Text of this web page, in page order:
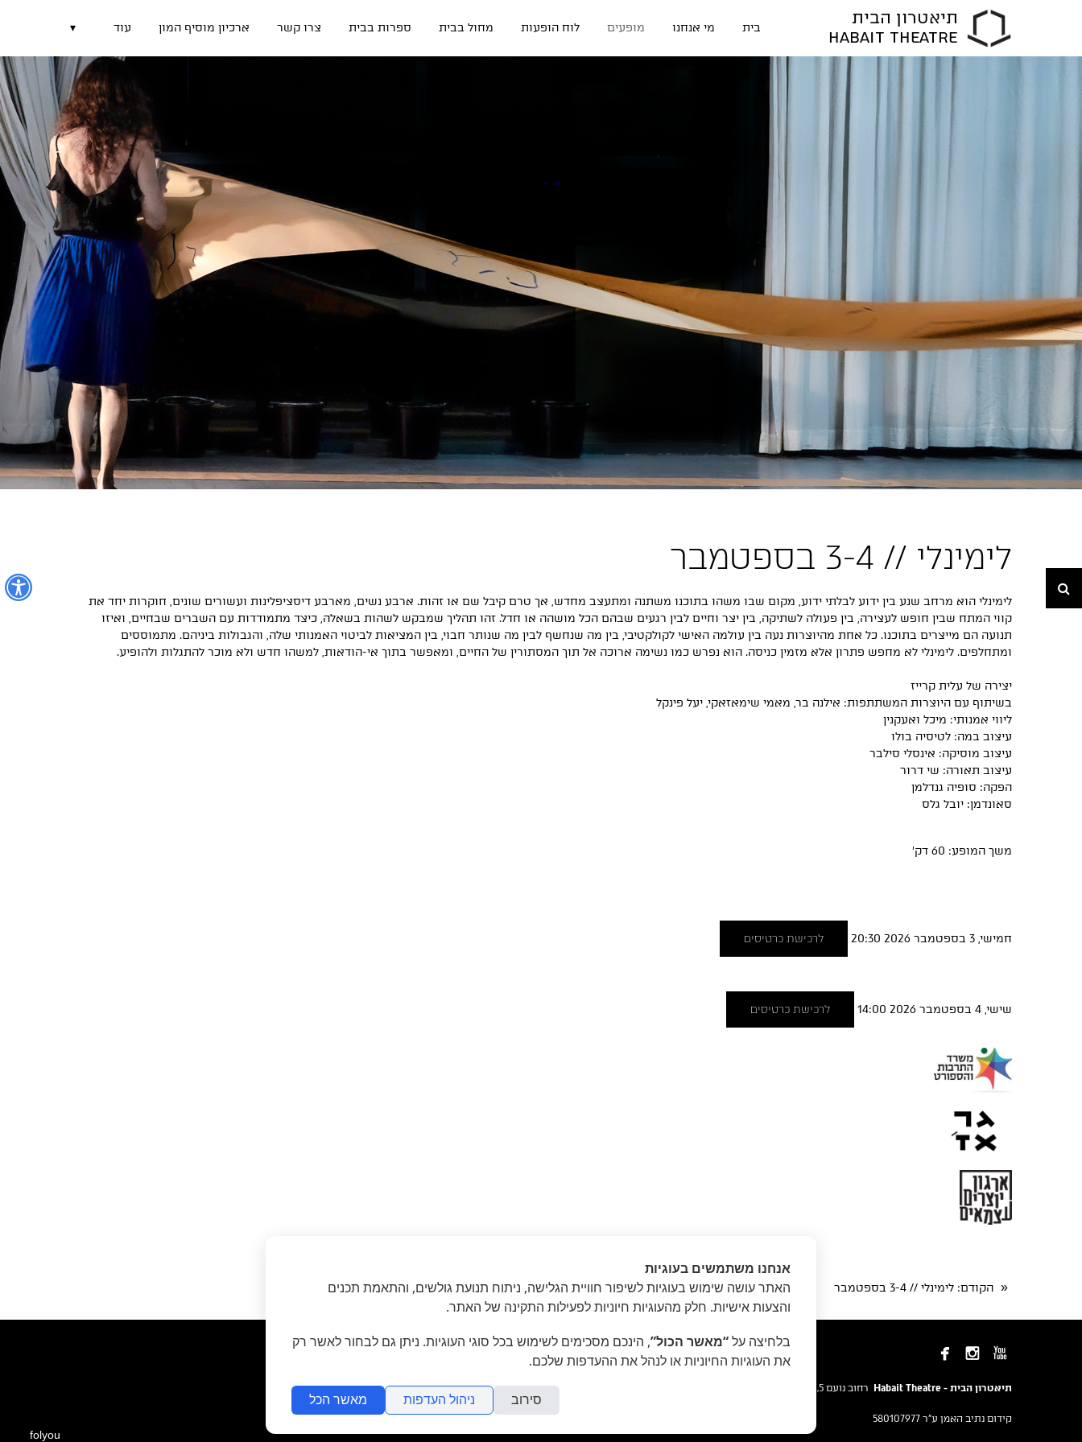
תיאטרון הבית
HABAIT THEATRE
בית מי אנחנו מופעים לוח הופעות מחול בבית ספרות בבית צרו קשר ארכיון מוסיף המון עוד ▾
לימינלי // 3-4 בספטמבר
לימינלי הוא מרחב שנע בין ידוע לבלתי ידוע, מקום שבו משהו בתוכנו משתנה ומתעצב מחדש, אך טרם קיבל שם או זהות. ארבע נשים, מארבע דיסציפלינות ועשורים שונים, חוקרות יחד את
קווי המתח שבין חופש לעצירה, בין פעולה לשתיקה, בין יצר וחיים לבין רגעים שבהם הכל מושהה או חדל. זהו תהליך שמבקש לשהות בשאלה, כיצד מתמודדות עם השברים שבחיים, ואיזו
תנועה הם מייצרים בתוכנו. כל אחת מהיוצרות נעה בין עולמה האישי לקולקטיבי, בין מה שנחשף לבין מה שנותר חבוי, בין המציאות לביטוי האמנותי שלה, והגבולות ביניהם. מתמוססים
ומתחלפים. לימינלי לא מחפש פתרון אלא מזמין כניסה. הוא נפרש כמו נשימה ארוכה אל תוך המסתורין של החיים, ומאפשר בתוך אי-הודאות, למשהו חדש ולא מוכר להתגלות ולהופיע.
יצירה של עלית קרייז
בשיתוף עם היוצרות המשתתפות: אילנה בר, מאמי שימאזאקי, יעל פינקל
ליווי אמנותי: מיכל ואעקנין
עיצוב במה: לטיסיה בולו
עיצוב מוסיקה: אינסלי סילבר
עיצוב תאורה: שי דרור
הפקה: סופיה גנדלמן
סאונדמן: יובל גלס
משך המופע: 60 דק׳
חמישי, 3 בספטמבר 2026 20:30 לרכישת כרטיסים
שישי, 4 בספטמבר 2026 14:00 לרכישת כרטיסים
« הקודם: לימינלי // 3-4 בספטמבר הבא: חזיתות // 5 בספטמבר »
  
תיאטרון הבית - Habait Theatre רחוב נועם 5, יפו.
קידום נתיב האמן ע"ר 580107977
folyou
אנחנו משתמשים בעוגיות
האתר עושה שימוש בעוגיות לשיפור חוויית הגלישה, ניתוח תנועת גולשים, והתאמת תכנים
והצעות אישיות. חלק מהעוגיות חיוניות לפעילות התקינה של האתר.
בלחיצה על“מאשר הכול”, הינכם מסכימים לשימוש בכל סוגי העוגיות. ניתן גם לבחור לאשר רק
את העוגיות החיוניות או לנהל את ההעדפות שלכם.
סירוב ניהול העדפות מאשר הכל